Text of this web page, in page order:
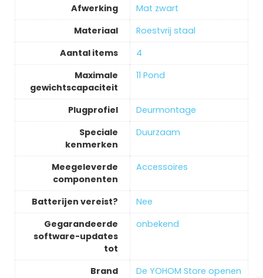
Afwerking
‎Mat zwart
Materiaal
‎Roestvrij staal
Aantal items
‎4
Maximale
gewichtscapaciteit
‎11 Pond
Plugprofiel
‎Deurmontage
Speciale
kenmerken
‎Duurzaam
Meegeleverde
componenten
‎Accessoires
Batterijen vereist?
‎Nee
Gegarandeerde
software-updates
tot
‎onbekend
Brand De YOHOM Store openen